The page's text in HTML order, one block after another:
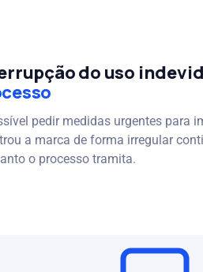
do uso
pedir medidas urgentes para
a marca de forma irregular
o processo tramita.